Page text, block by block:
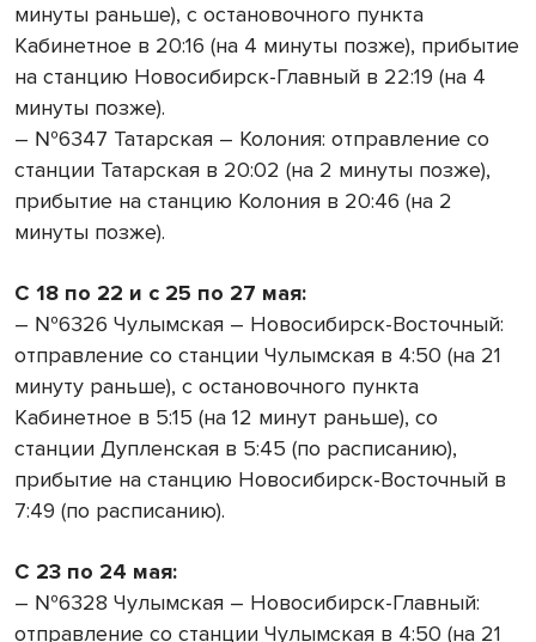
минуты раньше), с остановочного пункта
Кабинетное в 20:16 (на 4 минуты позже), прибытие
на станцию Новосибирск-Главный в 22:19 (на 4
минуты позже).
– №6347 Татарская – Колония: отправление со
станции Татарская в 20:02 (на 2 минуты позже),
прибытие на станцию Колония в 20:46 (на 2
минуты позже).
С 18 по 22 и с 25 по 27 мая:
– №6326 Чулымская – Новосибирск-Восточный:
отправление со станции Чулымская в 4:50 (на 21
минуту раньше), с остановочного пункта
Кабинетное в 5:15 (на 12 минут раньше), со
станции Дупленская в 5:45 (по расписанию),
прибытие на станцию Новосибирск-Восточный в
7:49 (по расписанию).
С 23 по 24 мая:
– №6328 Чулымская – Новосибирск-Главный:
отправление со станции Чулымская в 4:50 (на 21